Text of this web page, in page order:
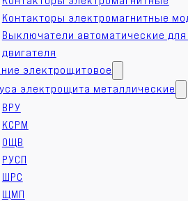
Контакторы электромагнитные
Выключатели автоматические
двигателя
электрощитовое
электрощита металлические
ВРУ
КСРМ
ОЩВ
РУСП
ШРС
ЩМП